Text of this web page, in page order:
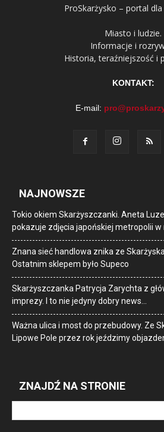
ProSkarżysko – portal dla
Miasto i ludzie.
Informacje i
Historia, teraźniejszość i
KONTAKT:
E-mail:
NAJNOWSZE
Tokio okiem Skarżyszczanki. Aneta
pokazuje zdjęcia japońskiej metropolii
Znana sieć handlowa znika ze
Ostatnim sklepem było Supeco
Skarżyszczanka Patrycja Zarychta z
imprezy. I to nie jedyny dobry news…
Ważna ulica i most do przebudowy. Ze
Lipowe Pole przez rok jeździmy
ZNAJDŹ NA STRONIE